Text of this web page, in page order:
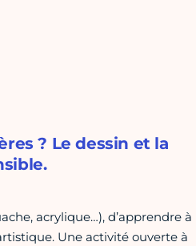
? Le dessin et la
acrylique…), d’apprendre à
Une activité ouverte à